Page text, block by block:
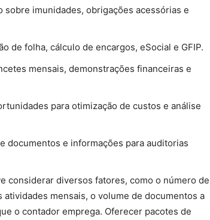
sobre imunidades, obrigações acessórias e
de folha, cálculo de encargos, eSocial e GFIP.
mensais, demonstrações financeiras e
para otimização de custos e análise
documentos e informações para auditorias
considerar diversos fatores, como o número de
mensais, o volume de documentos a
o contador emprega. Oferecer pacotes de